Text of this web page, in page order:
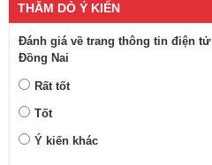
THĂM DÒ Ý KIẾN
Đánh giá về trang thông tin điện
Đồng Nai
Rất tốt
Tốt
Ý kiến khác